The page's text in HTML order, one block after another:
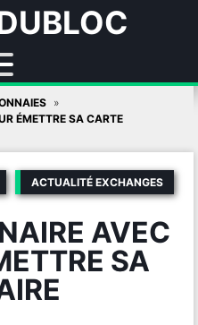
ÉMETTRE SA CARTE
ACTUALITÉ EXCHANGES
AVEC
SA